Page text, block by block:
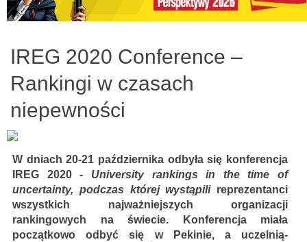
IREG 2020 Conference –
Rankingi w czasach
niepewności
W dniach 20-21 października odbyła się konferencja
IREG 2020 - University rankings in the time of
uncertainty, podczas której wystąpili reprezentanci
wszystkich najważniejszych organizacji
rankingowych na świecie. Konferencja miała
początkowo odbyć się w Pekinie, a uczelnią-